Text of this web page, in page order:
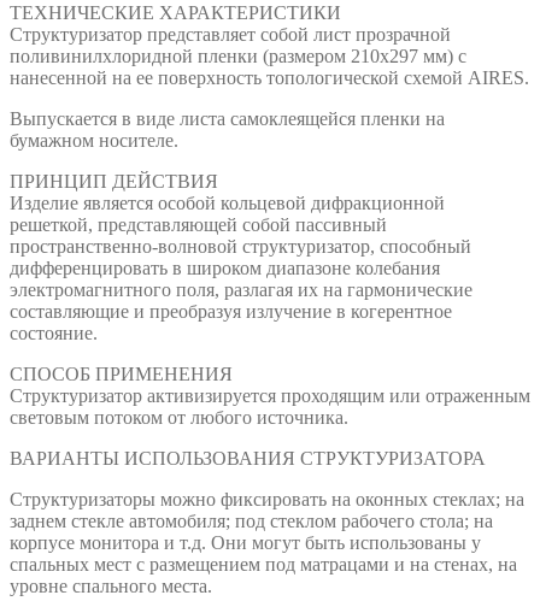
ТЕХНИЧЕСКИЕ ХАРАКТЕРИСТИКИ
Структуризатор представляет собой лист прозрачной
поливинилхлоридной пленки (размером 210х297 мм) с
нанесенной на ее поверхность топологической схемой AIRES.
Выпускается в виде листа самоклеящейся пленки на
бумажном носителе.
ПРИНЦИП ДЕЙСТВИЯ
Изделие является особой кольцевой дифракционной
решеткой, представляющей собой пассивный
пространственно-волновой структуризатор, способный
дифференцировать в широком диапазоне колебания
электромагнитного поля, разлагая их на гармонические
составляющие и преобразуя излучение в когерентное
состояние.
СПОСОБ ПРИМЕНЕНИЯ
Структуризатор активизируется проходящим или отраженным
световым потоком от любого источника.
ВАРИАНТЫ ИСПОЛЬЗОВАНИЯ СТРУКТУРИЗАТОРА
Структуризаторы можно фиксировать на оконных стеклах; на
заднем стекле автомобиля; под стеклом рабочего стола; на
корпусе монитора и т.д. Они могут быть использованы у
спальных мест с размещением под матрацами и на стенах, на
уровне спального места.